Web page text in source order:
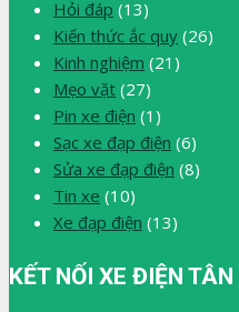
Hỏi đáp (13)
Kiến thức ắc quy (26)
Kinh nghiệm (21)
Mẹo vặt (27)
Pin xe điện (1)
Sạc xe đạp điện (6)
Sửa xe đạp điện (8)
Tin xe (10)
Xe đạp điện (13)
KẾT NỐI XE ĐIỆN